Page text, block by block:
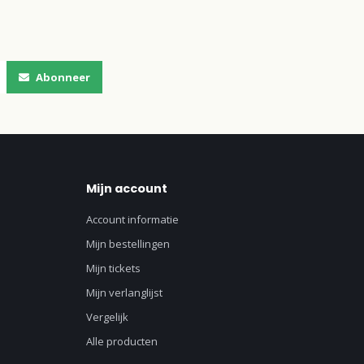
Abonneer
Mijn account
Account informatie
Mijn bestellingen
Mijn tickets
Mijn verlanglijst
Vergelijk
Alle producten